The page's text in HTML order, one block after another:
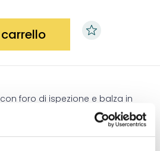
foro di ispezione e balza in